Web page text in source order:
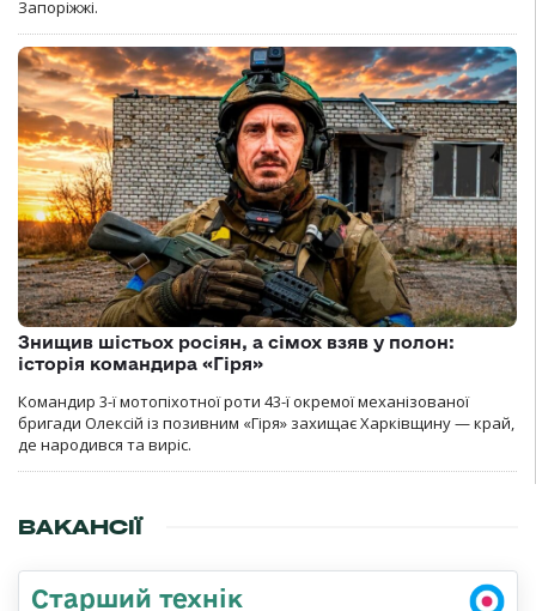
Запоріжжі.
Знищив шістьох росіян, а сімох взяв у полон:
історія командира «Гіря»
Командир 3-ї мотопіхотної роти 43-ї окремої механізованої
бригади Олексій із позивним «Гіря» захищає Харківщину — край,
де народився та виріс.
ВАКАНСІЇ
Старший технік